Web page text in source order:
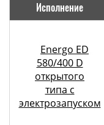
Исполнение
Energo ED
580/400 D
открытого
типа с
электрозапуском